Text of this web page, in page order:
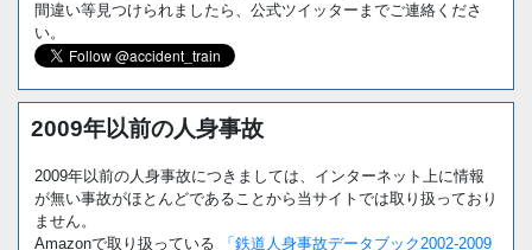
間違い等見つけられましたら、公式ツイッターまでご連絡くださ
い。
2009年以前の人身事故
2009年以前の人身事故につきましては、インターネット上に情報
が無い事故がほとんどであることから当サイトでは取り扱っており
ません。
Amazonで取り扱っている
「鉄道人身事故データブック2002-2009